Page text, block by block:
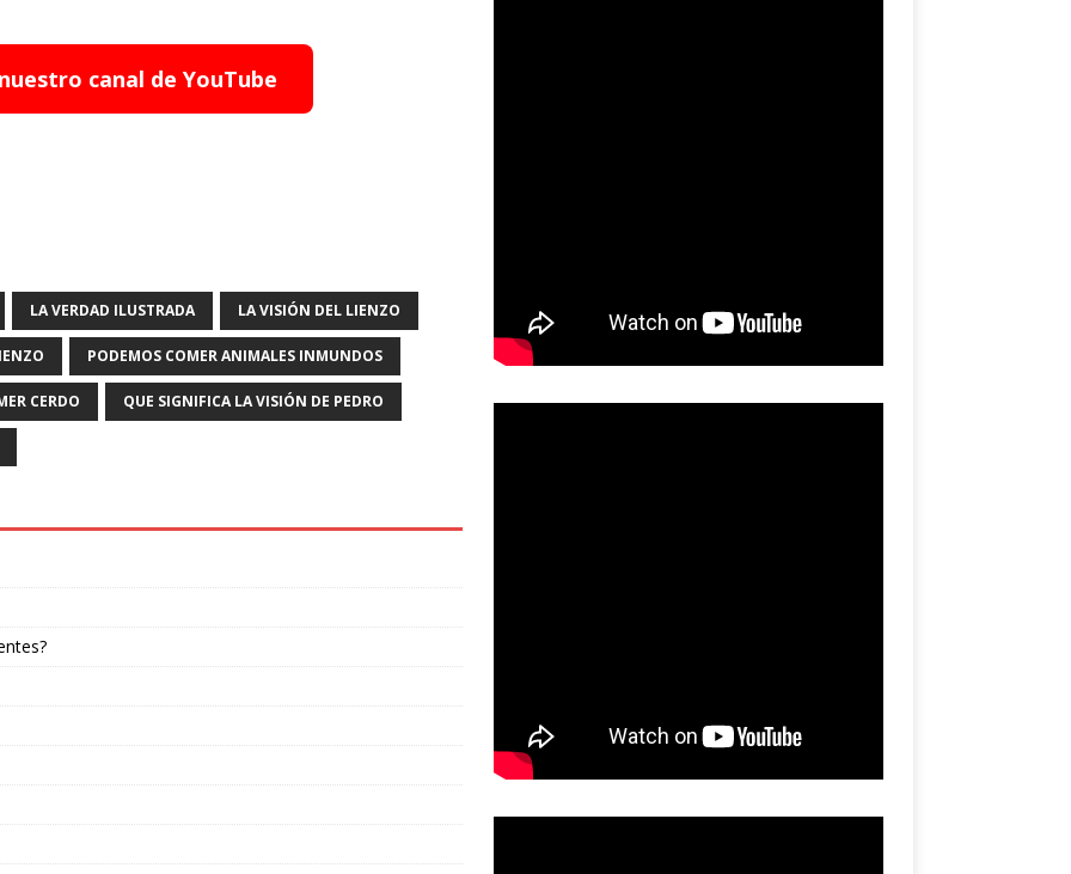
canal de YouTube
LA VERDAD ILUSTRADA LA VISIÓN DEL LIENZO
PODEMOS COMER ANIMALES INMUNDOS
CERDO QUE SIGNIFICA LA VISIÓN DE PEDRO